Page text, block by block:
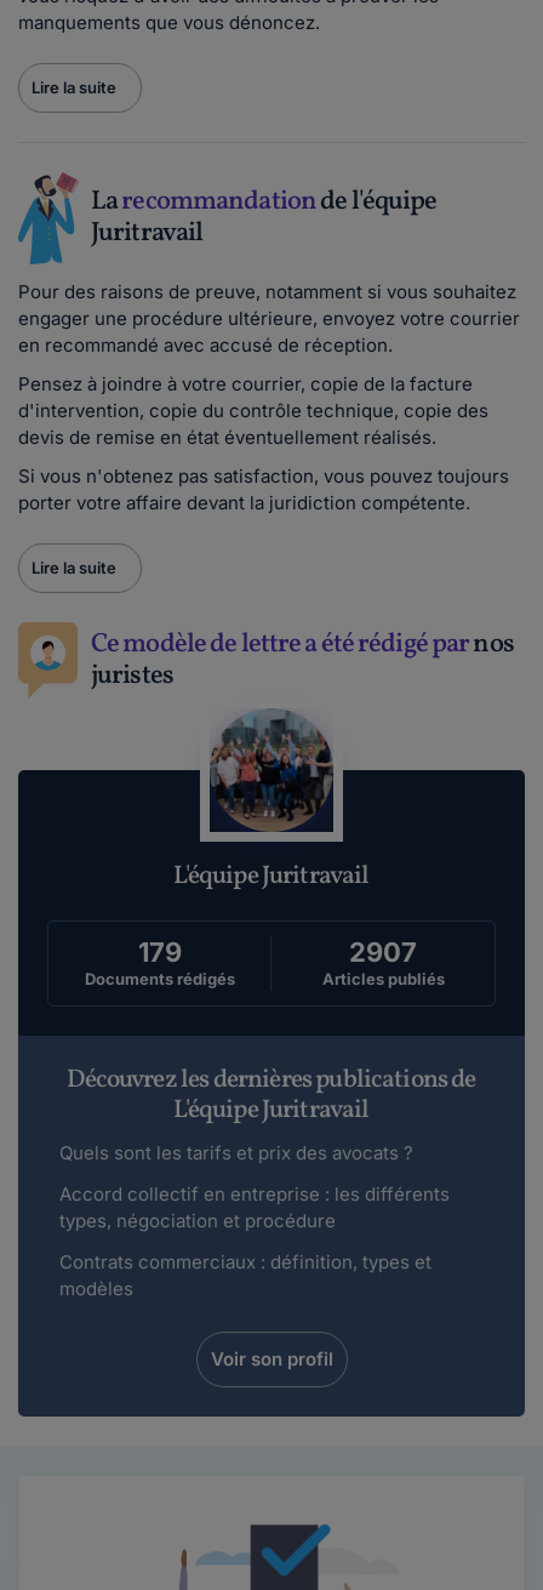
manquements que vous dénoncez.
Lire la suite
Larecommandationde l'équipe
Juritravail
Pour des raisons de preuve, notamment si vous souhaitez
engager une procédure ultérieure, envoyez votre courrier
en recommandé avec accusé de réception.
Pensez à joindre à votre courrier, copie de la facture
d'intervention, copie du contrôle technique, copie des
devis de remise en état éventuellement réalisés.
Si vous n'obtenez pas satisfaction, vous pouvez toujours
porter votre affaire devant la juridiction compétente.
Lire la suite
Ce modèle de lettre a été rédigé parnos
juristes
L'équipe Juritravail
179
Documents rédigés
2907
Articles publiés
Découvrez les dernières publications de
L'équipe Juritravail
Quels sont les tarifs et prix des avocats ?
Accord collectif en entreprise : les différents
types, négociation et procédure
Contrats commerciaux : définition, types et
modèles
Voir son profil